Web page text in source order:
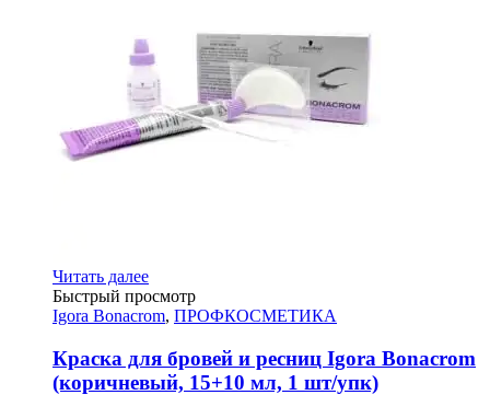
Читать далее
Быстрый просмотр
Igora Bonacrom, ПРОФКОСМЕТИКА
Краска для бровей и ресниц Igora Bonacrom
(коричневый, 15+10 мл, 1 шт/упк)